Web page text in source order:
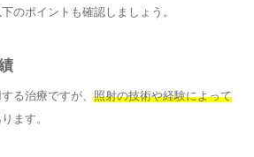
のポイントも確認しましょう。
る治療ですが、 照射の技術や経験によって
ます。